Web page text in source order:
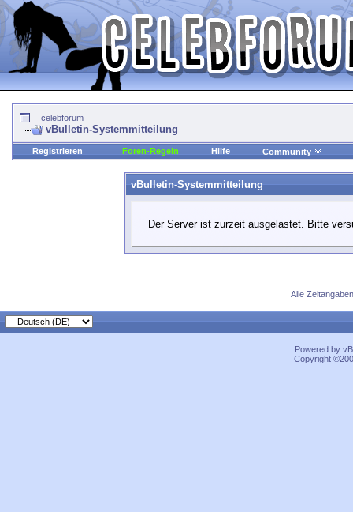
celebforum
vBulletin-Systemmitteilung
Registrieren Foren-Regeln Hilfe Community
vBulletin-Systemmitteilung
Der Server ist zurzeit ausgelastet. Bitte
Alle
Powered by
Copyright